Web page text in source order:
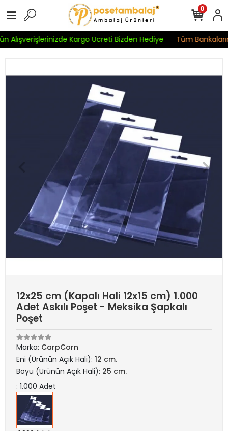
Alışverişlerinizde Kargo Ücreti Bizden Hediye Tüm
0
12x25 cm (Kapalı Hali 12x15 cm) 1.000
Adet Askılı Poşet - Meksika Şapkalı
Poşet
Marka: CarpCorn
Eni (Ürünün Açık Hali): 12 cm.
Boyu (Ürünün Açık Hali): 25 cm.
: 1.000 Adet